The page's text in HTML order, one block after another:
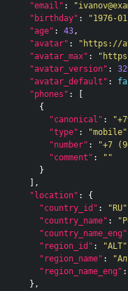
"email" :
"birthday" : "1976-
"age" : 43,
"avatar" :
"https://
"avatar_max" :
"avatar_version" :
"avatar_default" :
"phones" :
{
"canonical" :
"type" : "mobile"
"number" : "+7
"comment" :
""
}
],
"location" :
{
"country_id" : "RU"
"country_name" :
"country_name_eng"
"region_id" : "ALT"
"region_name" :
"region_name_eng" :
},